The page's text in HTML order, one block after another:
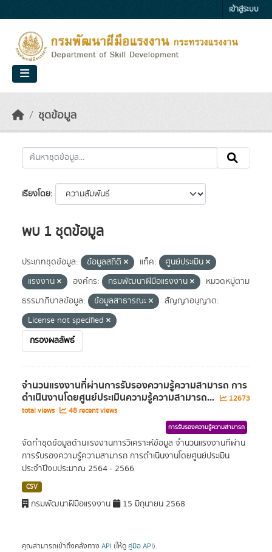
เข้าสู่ระบบ
ชุดข้อมูล
เรียงโดย
พบ 1 ชุดข้อมูล
ประเภทชุดข้อมูล: ข้อมูลสถิติ แท็ค:
ศูนย์ประเมิน
แรงงาน
องค์กร: กรมพัฒนาฝีมือแรงงาน
หมวดหมู่ตาม
ธรรมาภิบาลข้อมูล:
ข้อมูลสาธารณะ
สัญญาอนุญาต:
License not specified
กรองผลลัพธ์
จำนวนแรงงานที่ผ่านการรับรองความรู้ความสามารถ การ
ดำเนินงานโดยศูนย์ประเมินความรู้ความสามารถ...
12673
total views
48 recent views
การรับรองความรู้ความสามารถ
จัดทำชุดข้อมูลด้านแรงงานการวิเคราะห์ข้อมูล จำนวนแรงงานที่ผ่าน
การรับรองความรู้ความสามารถ การดำเนินงานโดยศูนย์ประเมิน
ประจำปีงบประมาณ 2564 - 2566
CSV
กรมพัฒนาฝีมือแรงงาน 15 มิถุนายน 2568
คุณสามารถเข้าถึงคลังทาง API (ให้ดู คู่มือ API).